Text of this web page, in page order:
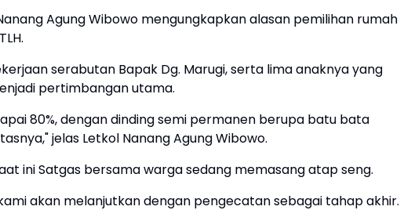
Agung Wibowo mengungkapkan alasan pemilihan rumah
serabutan Bapak Dg. Marugi, serta lima anaknya yang
pertimbangan utama.
80%, dengan dinding semi permanen berupa batu bata
jelas Letkol Nanang Agung Wibowo.
ini Satgas bersama warga sedang memasang atap seng.
akan melanjutkan dengan pengecatan sebagai tahap akhir.